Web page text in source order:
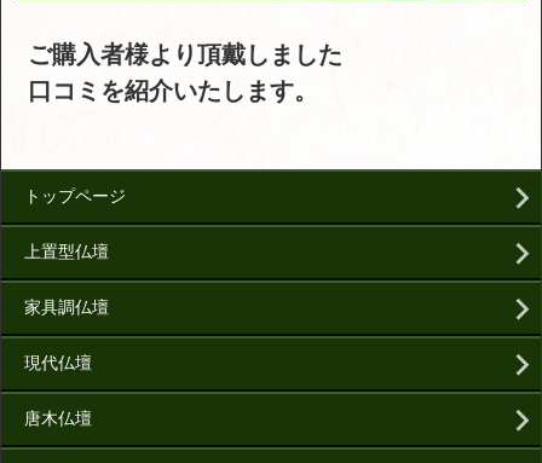
ご購入者様より頂戴しました
口コミを紹介いたします。
トップページ
上置型仏壇
家具調仏壇
現代仏壇
唐木仏壇